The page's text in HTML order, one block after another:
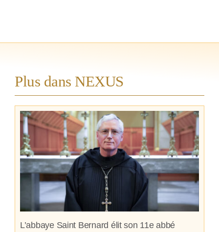
Plus dans NEXUS
L’abbaye Saint Bernard élit son 11e abbé